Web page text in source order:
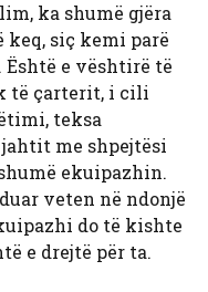
ka shumë gjëra
siç kemi parë
Është e vështirë të
të çarterit, i cili
teksa
me shpejtësi
ekuipazhin.
veten në ndonjë
do të kishte
e drejtë për ta.